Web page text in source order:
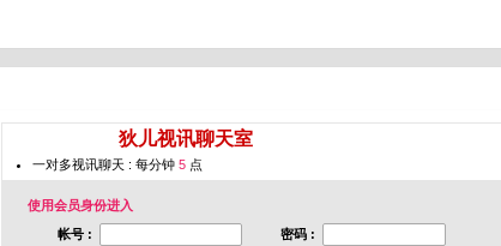
狄儿视讯聊天室
一对多视讯聊天 : 每分钟 5 点
使用会员身份进入
帐号 :
密码 :